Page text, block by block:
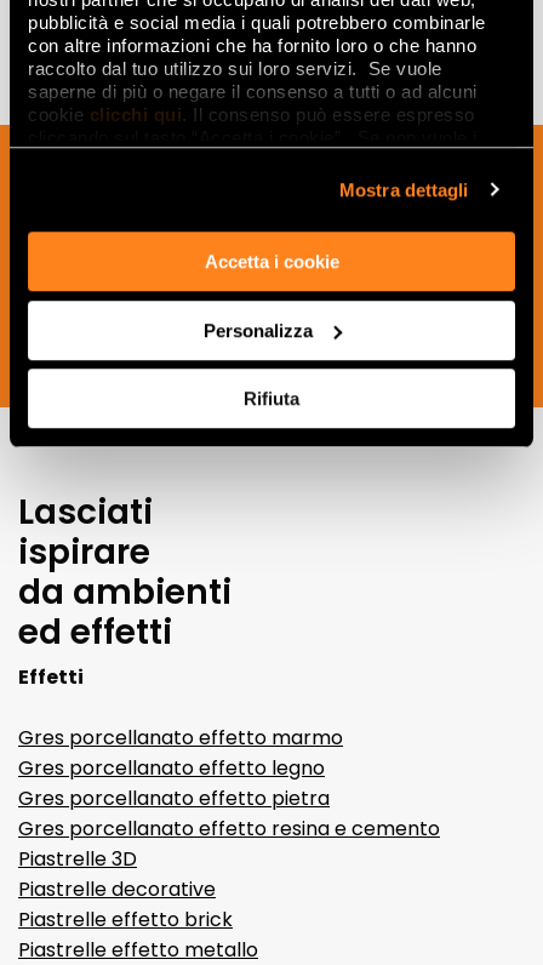
pubblicità e social media i quali potrebbero combinarle
con altre informazioni che ha fornito loro o che hanno
raccolto dal tuo utilizzo sui loro servizi. Se vuole
saperne di più o negare il consenso a tutti o ad alcuni
cookie clicchi qui. Il consenso può essere espresso
Mostra dettagli
Accetta i cookie
Personalizza
Rifiuta
noticias, actualizaciones e ideas
creativas del mundo de la cerámica y el
SUSCRÍBETE AHORA
Lasciati
ispirare
da ambienti
ed effetti
Effetti
Gres porcellanato effetto marmo
Gres porcellanato effetto legno
Gres porcellanato effetto pietra
Gres porcellanato effetto resina e cemento
Piastrelle 3D
Piastrelle decorative
Piastrelle effetto brick
Piastrelle effetto metallo